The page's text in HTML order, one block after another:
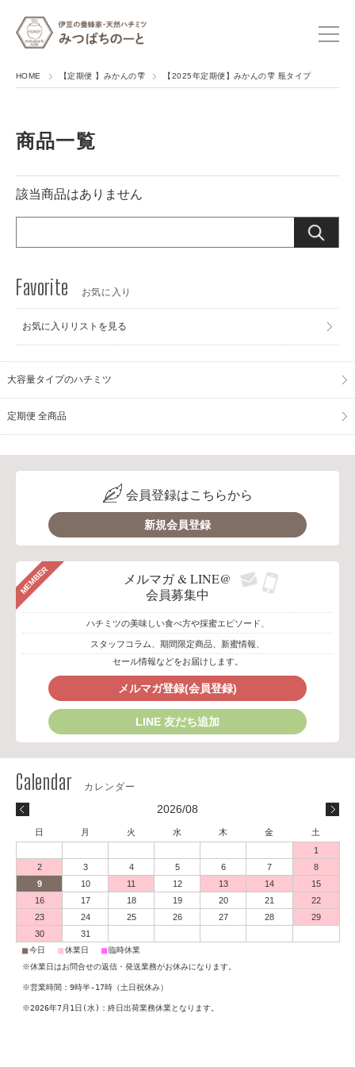
HOME 【定期便 】みかんの雫 【2025年定期便】みかんの雫 瓶タイプ
商品一覧
該当商品はありません
お気に入り
お気に入りリストを見る
大容量タイプのハチミツ
定期便 全商品
会員登録はこちらから
新規会員登録
MEMBER
メルマガ & LINE@
会員募集中
ハチミツの美味しい食べ方や採蜜エピソード、
スタッフコラム、期間限定商品、新蜜情報、
セール情報などをお届けします。
メルマガ登録(会員登録)
LINE 友だち追加
2026/08
日 月 火 水 木 金
土
1
2
3 4 5 6 7
8
9
10 11 12 13 14
15
16
17 18 19 20 21
22
23
24 25 26 27 28
29
30
31
■今日 ■休業日 ■臨時休業
※休業日はお問合せの返信・発送業務がお休みになります。
※営業時間：9時半-17時（土日祝休み）
※2026年7月1日(水)：終日出荷業務休業となります。